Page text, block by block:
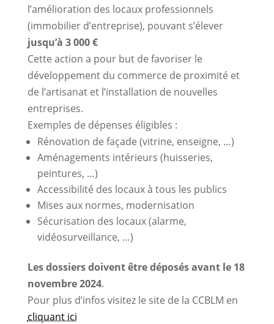
l’amélioration des locaux professionnels
(immobilier d’entreprise), pouvant s’élever
jusqu’à 3 000 €
Cette action a pour but de favoriser le
développement du commerce de proximité et
de l’artisanat et l’installation de nouvelles
entreprises.
Exemples de dépenses éligibles :
Rénovation de façade (vitrine, enseigne, …)
Aménagements intérieurs (huisseries,
peintures, …)
Accessibilité des locaux à tous les publics
Mises aux normes, modernisation
Sécurisation des locaux (alarme,
vidéosurveillance, …)
Les dossiers doivent être déposés avant le 18
novembre 2024.
Pour plus d’infos visitez le site de la CCBLM en
cliquant ici